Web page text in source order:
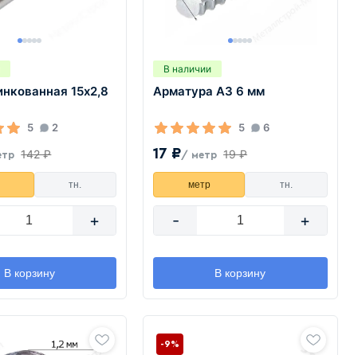
15х2,8
5 2
142 ₽
тн.
+
В корзину
В наличии
Арматура А3 6 мм
5 6
17 ₽/ метр 19 ₽
метр тн.
- +
В корзину
-9%